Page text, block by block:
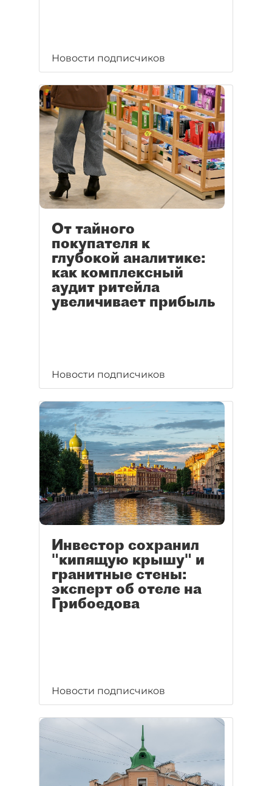
Новости подписчиков
От тайного
покупателя к
глубокой аналитике:
как комплексный
аудит ритейла
увеличивает прибыль
Новости подписчиков
Инвестор сохранил
"кипящую крышу" и
гранитные стены:
эксперт об отеле на
Грибоедова
Новости подписчиков